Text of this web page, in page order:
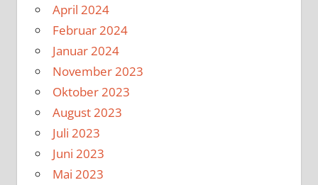
April 2024
Februar 2024
Januar 2024
November 2023
Oktober 2023
August 2023
Juli 2023
Juni 2023
Mai 2023